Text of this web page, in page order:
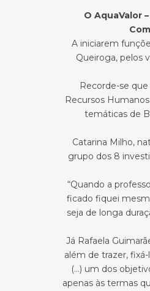
O AquaValor
A iniciarem
Queiroga, pelos
Recorde-se
Recursos
temáticas de
Catarina Milho,
grupo dos 8
“Quando a
ficado fiquei
seja de longa
Já Rafaela
além de trazer,
(…) um dos
apenas às termas